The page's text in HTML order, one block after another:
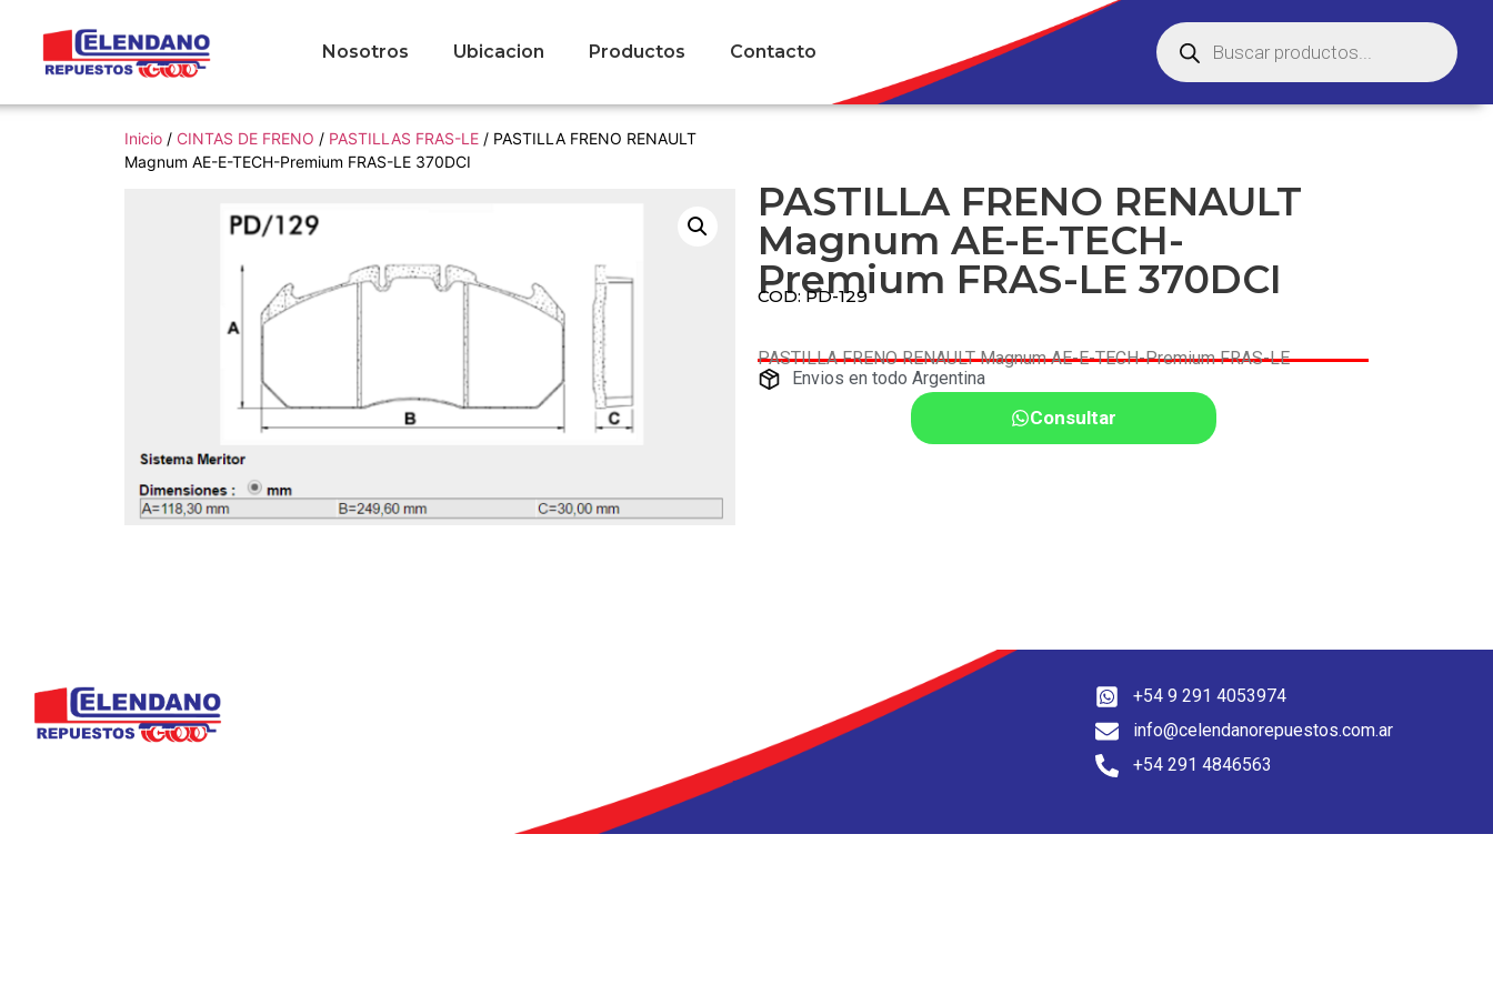
Nosotros Ubicacion Productos Contacto
Inicio / CINTAS DE FRENO / PASTILLAS FRAS-LE / PASTILLA FRENO RENAULT
Magnum AE-E-TECH-Premium FRAS-LE 370DCI
PASTILLA FRENO RENAULT
Magnum AE-E-TECH-
Premium FRAS-LE 370DCI
COD: PD-129
PASTILLA FRENO RENAULT Magnum AE-E-TECH-Premium FRAS-LE
Envios en todo Argentina
Consultar
+54 9 291 4053974
info@celendanorepuestos.com.ar
+54 291 4846563